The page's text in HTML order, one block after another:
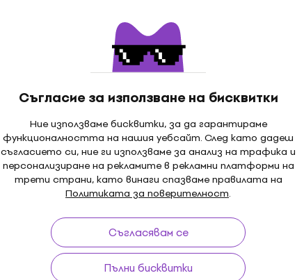
Съгласие за използване на бисквитки
Ние използваме бисквитки, за да гарантираме
функционалността на нашия уебсайт. След като дадеш
съгласието си, ние ги използваме за анализ на трафика и
персонализиране на рекламите в рекламни платформи на
трети страни, като винаги спазваме правилата на
Политиката за поверителност.
Съгласявам се
Пълни бисквитки
Специални функции
Мощност
IP клас на защита